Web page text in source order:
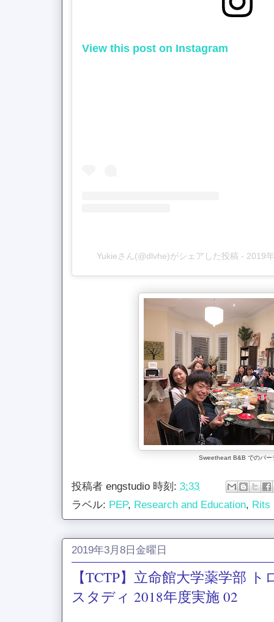
View this post on Instagram
Yukieさん(@dlvhe)がシェアした投稿 - 2019
Sweetheart B&B でのパー
投稿者 engstudio 時刻: 3:33
ラベル: PEP, Research and Education, Rits
2019年3月8日金曜日
【TCTP】立命館大学薬学部
スタディ 2018年度実施 02